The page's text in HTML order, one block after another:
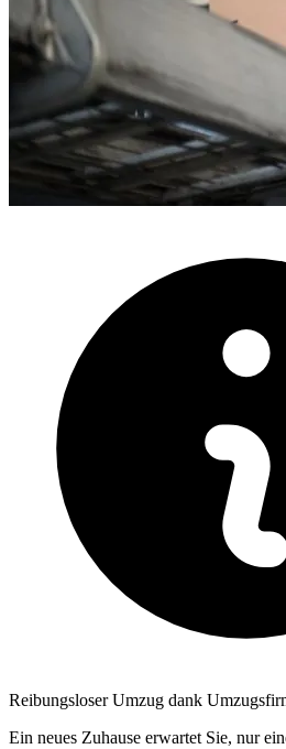
Reibungsloser Umzug dank
Ein neues Zuhause erwartet Sie, nur